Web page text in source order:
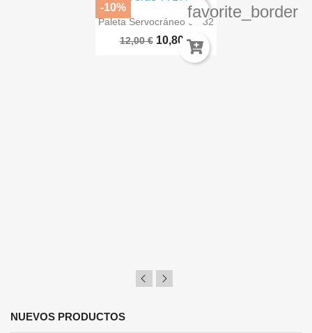
Paleta Servocráneo 66-32
12,00 € 10,80 €
-10% favorite_border
NUEVOS PRODUCTOS